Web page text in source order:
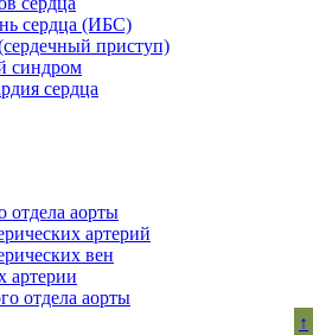
сердца (ИБС)
приступ)
синдром
сердца
отдела аорты
артерий
вен
артерии
отдела аорты
↑